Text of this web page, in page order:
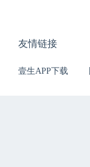
友情链接
壹生APP下载